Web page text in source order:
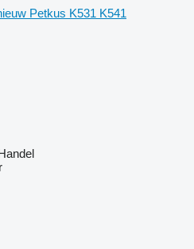
Petkus K531 K541